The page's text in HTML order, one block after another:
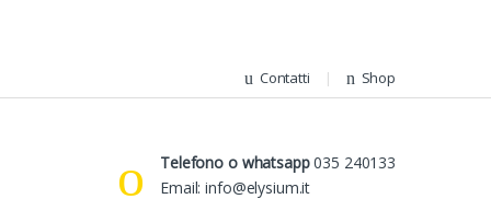
Contatti Shop
Telefono o whatsapp035 240133
Email: info@elysium.it